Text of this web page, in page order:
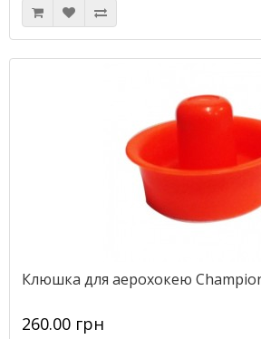
Клюшка для аерохокею
260.00 грн